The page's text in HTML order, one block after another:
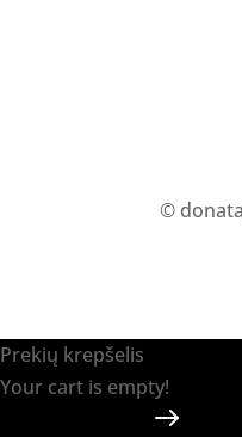
©
Prekių krepšelis
Your cart is empty!